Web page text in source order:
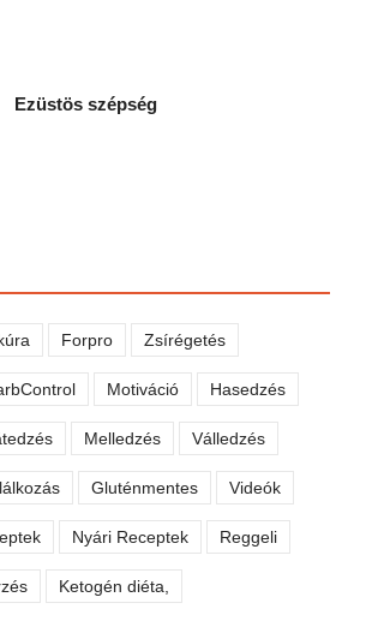
Ezüstös szépség
Forpro Zsírégetés
Motiváció Hasedzés
Melledzés Válledzés
Gluténmentes Videók
Nyári Receptek Reggeli
Ketogén diéta,